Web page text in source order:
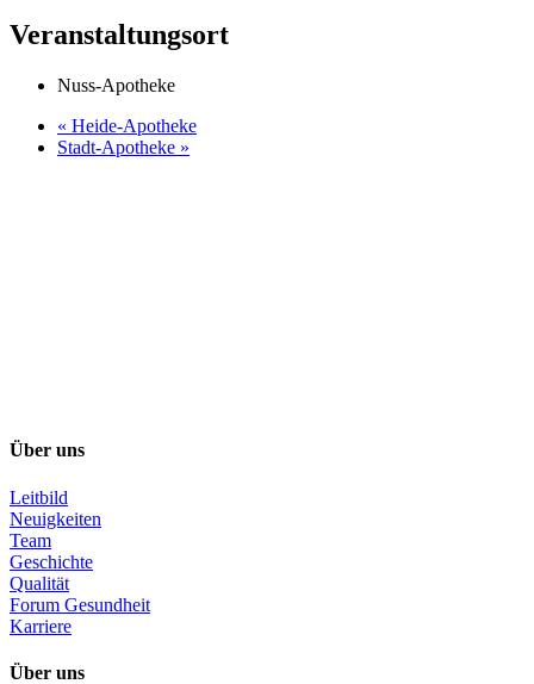
Veranstaltungsort
Nuss-Apotheke
« Heide-Apotheke
Stadt-Apotheke »
Über uns
Leitbild
Neuigkeiten
Team
Geschichte
Qualität
Forum Gesundheit
Karriere
Über uns